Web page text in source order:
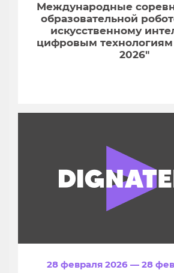
Международные
образовательной
искусственному
цифровым технологиям
2026"
28 февраля 2026 — 28